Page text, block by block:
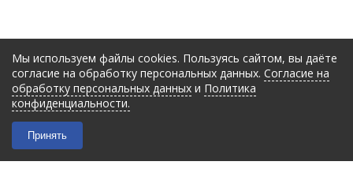
Мы используем файлы cookies. Пользуясь сайтом, вы даёте
согласие на обработку персональных данных. Согласие на
обработку персональных данных и Политика
конфиденциальности.
Принять